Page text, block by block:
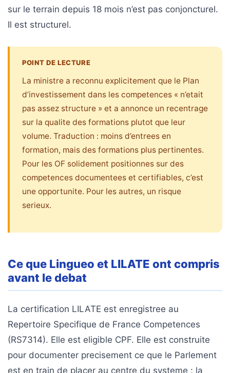
sur le terrain depuis 18 mois n’est pas conjoncturel.
Il est structurel.
POINT DE LECTURE
La ministre a reconnu explicitement que le Plan
d’investissement dans les competences « n’etait
pas assez structure » et a annonce un recentrage
sur la qualite des formations plutot que leur
volume. Traduction : moins d’entrees en
formation, mais des formations plus pertinentes.
Pour les OF solidement positionnes sur des
competences documentees et certifiables, c’est
une opportunite. Pour les autres, un risque
serieux.
Ce que Lingueo et LILATE ont compris
avant le debat
La certification LILATE est enregistree au
Repertoire Specifique de France Competences
(RS7314). Elle est eligible CPF. Elle est construite
pour documenter precisement ce que le Parlement
est en train de placer au centre du systeme : la